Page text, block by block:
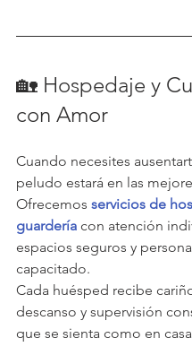
🏡 Hospedaje y
con Amor
Cuando necesites
peludo estará en las
Ofrecemos servicios de
guardería con atención
espacios seguros y personal
capacitado.
Cada huésped recibe
descanso y supervisión
que se sienta como en